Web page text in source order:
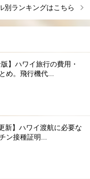
別ランキングはこちら
版】ハワイ旅行の費用・
め。飛行機代...
新】ハワイ渡航に必要な
ン接種証明...